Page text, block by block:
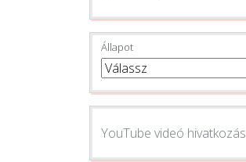
Állapot
YouTube videó hivatkozás